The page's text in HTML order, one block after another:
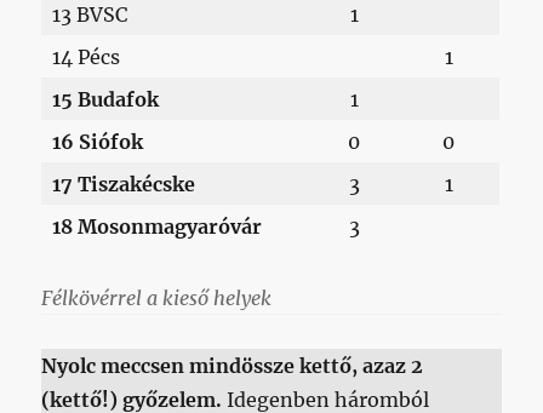
13 BVSC
1
14 Pécs
1
15 Budafok
1
16 Siófok
0
0
17 Tiszakécske
3
1
18 Mosonmagyaróvár
3
Félkövérrel a kieső helyek
Nyolc meccsen mindössze kettő, azaz 2
(kettő!) győzelem. Idegenben háromból